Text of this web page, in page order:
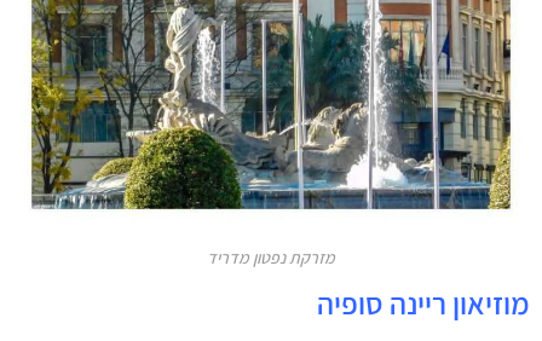
מזרקת נפטון מדריד
מוזיאון ריינה סופיה